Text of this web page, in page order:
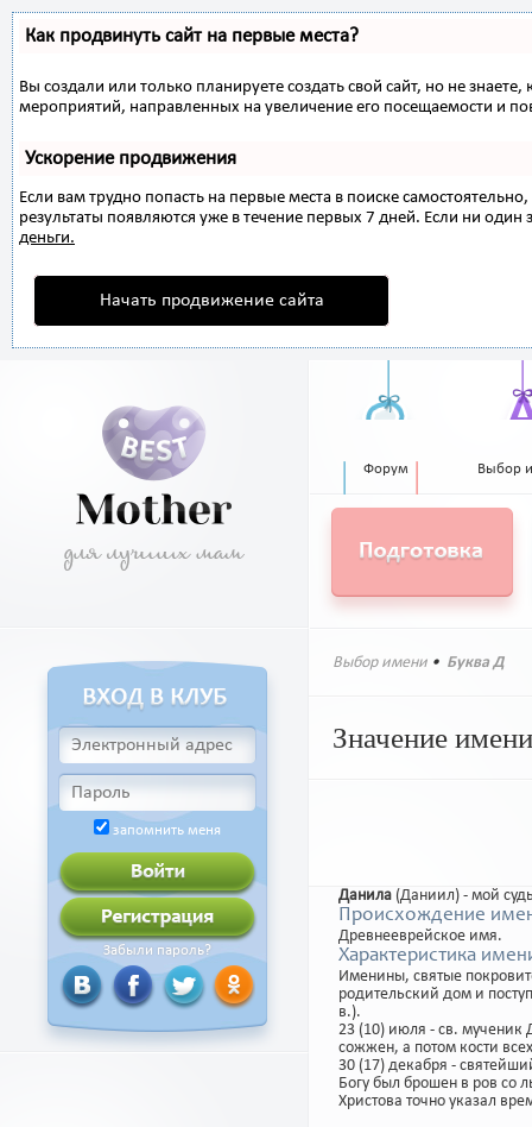
Как продвинуть сайт на первые места?
Вы создали или только планируете создать свой сайт, но не
мероприятий, направленных на увеличение его посещаемости и
Ускорение продвижения
Если вам трудно попасть на первые места в поиске
результаты появляются уже в течение первых 7 дней. Если ни один
деньги.
Начать продвижение сайта
запомнить меня
Забыли пароль?
Форум Выбор
Выбор имени • Буква Д
Значение
Данила (Даниил) - мой
Происхождение
Древнееврейское имя.
Характеристика
Именины, святые
родительский дом и
в.).
23 (10) июля - св. мученик
сожжен, а потом кости
30 (17) декабря -
Богу был брошен в ров со
Христова точно указал